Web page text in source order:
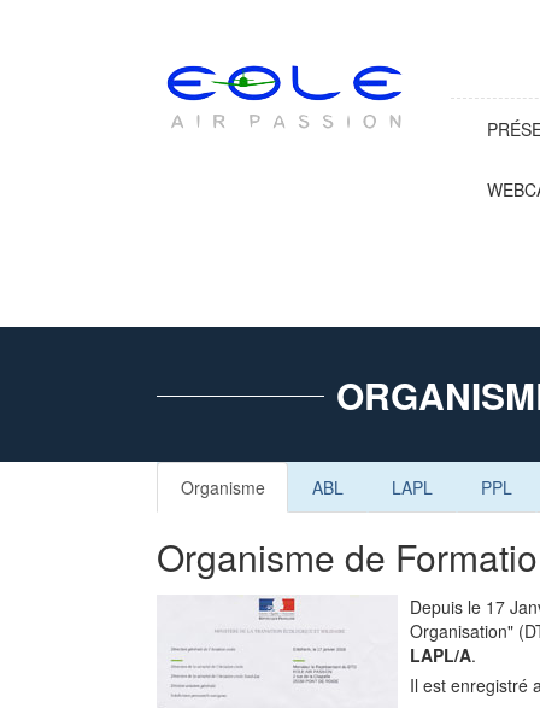
Organisme ABL LAPL PPL
Organisme de
Depuis le 17
Organisation"
LAPL/A.
Il est enregistré